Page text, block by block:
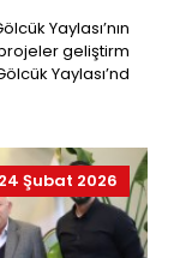
Yaylası’nın
geliştirm
Yaylası’nd
24 Şubat 2026